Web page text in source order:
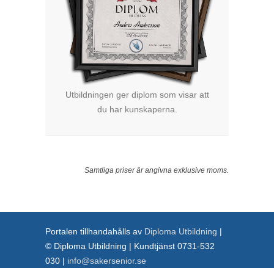
Utbildningen ger diplom som visar att
du har kunskaperna.
Samtliga priser är angivna exklusive moms.
Portalen tillhandahålls av Diploma Utbildning |
© Diploma Utbildning | Kundtjänst 0731-532
030 | info@sakersenior.se